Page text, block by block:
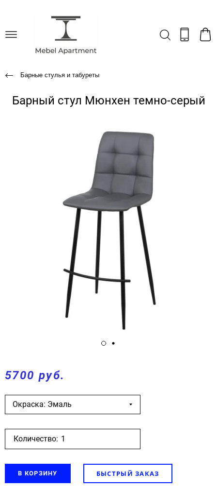
Барные стулья и табуреты
Барный стул Мюнхен темно-серый
5700 руб.
Окраска: Эмаль
Количество:
В КОРЗИНУ БЫСТРЫЙ ЗАКАЗ